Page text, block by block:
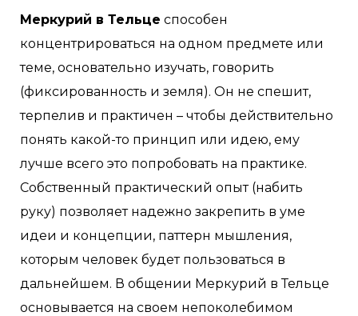
Меркурий в Тельце способен
концентрироваться на одном предмете или
теме, основательно изучать, говорить
(фиксированность и земля). Он не спешит,
терпелив и практичен – чтобы действительно
понять какой-то принцип или идею, ему
лучше всего это попробовать на практике.
Собственный практический опыт (набить
руку) позволяет надежно закрепить в уме
идеи и концепции, паттерн мышления,
которым человек будет пользоваться в
дальнейшем. В общении Меркурий в Тельце
основывается на своем непоколебимом